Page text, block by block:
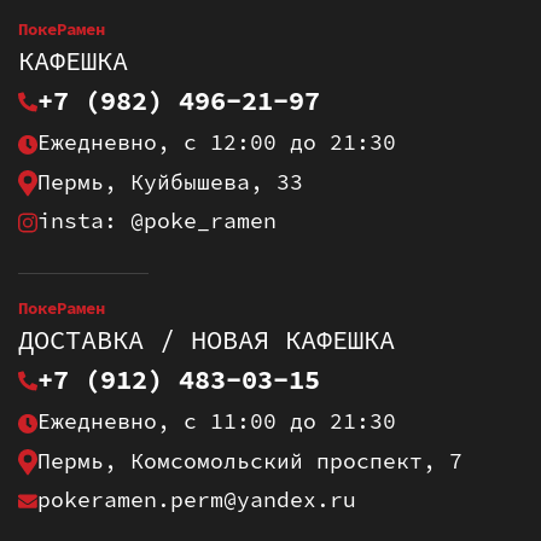
ПокеРамен
КАФЕШКА
+7 (982) 496-21-97
Ежедневно, с 12:00 до 21:30
Пермь, Куйбышева, 33
insta: @poke_ramen
ПокеРамен
ДОСТАВКА / НОВАЯ КАФЕШКА
+7 (912) 483-03-15
Ежедневно, с 11:00 до 21:30
Пермь, Комсомольский проспект, 7
pokeramen.perm@yandex.ru